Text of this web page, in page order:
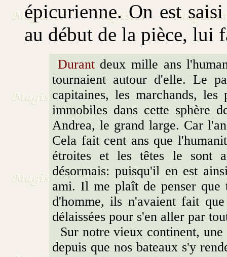
épicurienne. On est
au début de la pièce, lui
Durantdeux mille ans
tournaient autour d'elle. Le
capitaines, les marchands,
immobiles dans cette sphère
Andrea, le grand large. Car
Cela fait cent ans que
étroites et les têtes le sont
désormais: puisqu'il en est
ami. Il me plaît de penser que
d'homme, ils n'avaient fait
délaissées pour s'en aller par
Sur notre vieux continent,
depuis que nos bateaux s'y